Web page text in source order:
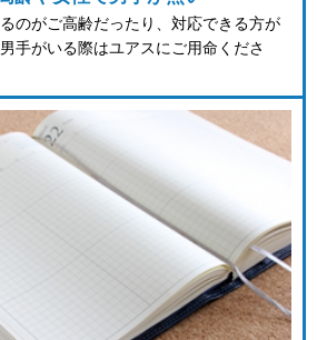
のがご高齢だったり、対応できる方が
手がいる際はユアスにご用命くださ